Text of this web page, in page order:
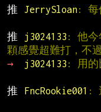
推
JerrySloan: 每
推
j3024133 : 他今
顆感覺超難打，不過
→
j3024133 : 用的
推
FncRookie001 :